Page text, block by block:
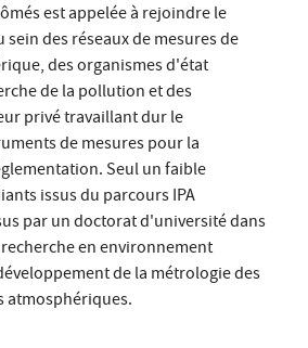
est appelée à rejoindre le
des réseaux de mesures de
des organismes d'état
de la pollution et des
privé travaillant dur le
de mesures pour la
Seul un faible
issus du parcours IPA
par un doctorat d'université dans
en environnement
de la métrologie des
atmosphériques.